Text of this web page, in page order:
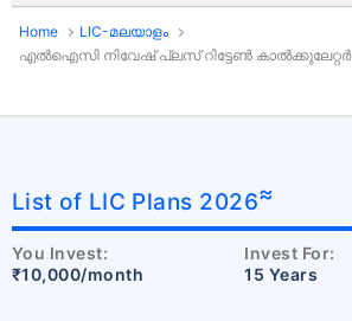
Home
LIC-മലയാളം
എൽഐസി നിവേഷ് പ്ലസ് റിട്ടേൺ കാൽക്കുലേറ്റർ
List of LIC Plans 2026≈
You Invest:
₹10,000/month
Invest For:
15 Years